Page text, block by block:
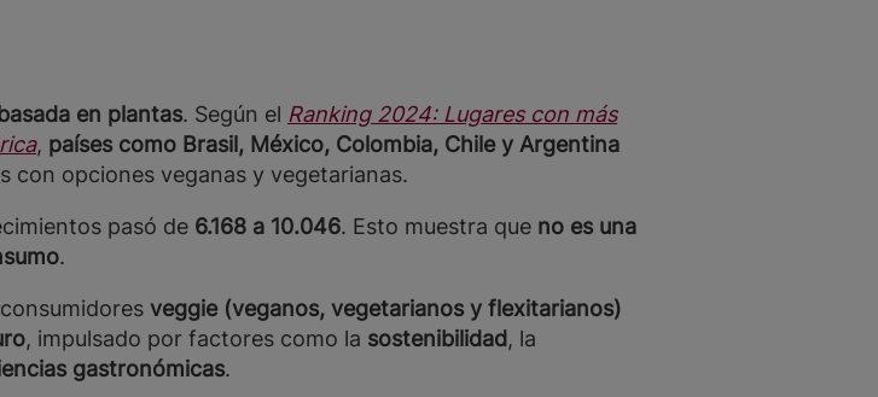
en plantas. Según el Ranking 2024: Lugares con más
, países como Brasil, México, Colombia, Chile y Argentina
con opciones veganas y vegetarianas.
pasó de 6.168 a 10.046. Esto muestra que no es una
.
veggie (veganos, vegetarianos y flexitarianos)
, impulsado por factores como la sostenibilidad, la
gastronómicas.